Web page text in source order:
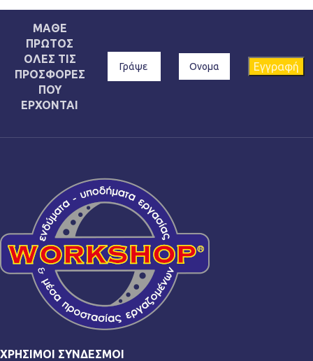
ΜΑΘΕ
ΠΡΩΤΟΣ
ΟΛΕΣ ΤΙΣ
ΠΡΟΣΦΟΡΕΣ
ΠΟΥ
ΕΡΧΟΝΤΑΙ
ΧΡΉΣΙΜΟΙ ΣΎΝΔΕΣΜΟΙ